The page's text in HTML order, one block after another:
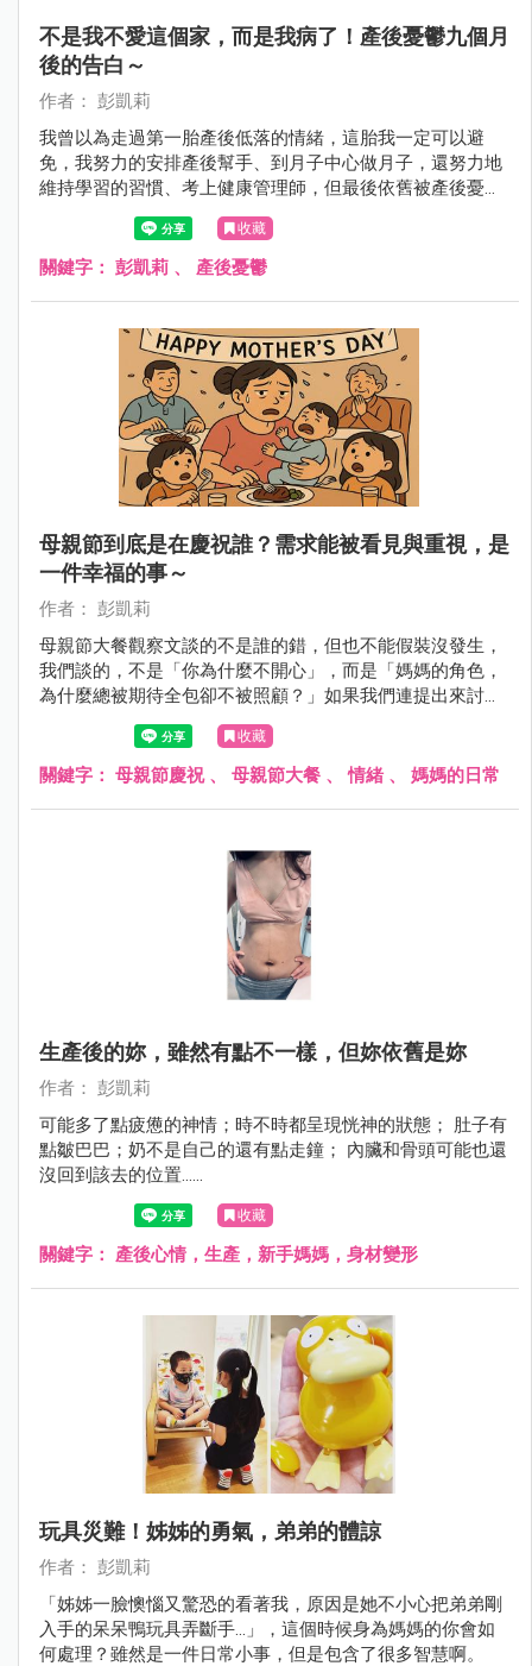
不是我不愛這個家，而是我病了！產後憂鬱九個月
後的告白～
作者： 彭凱莉
我曾以為走過第一胎產後低落的情緒，這胎我一定可以避
免，我努力的安排產後幫手、到月子中心做月子，還努力地
維持學習的習慣、考上健康管理師，但最後依舊被產後憂鬱
神不知鬼不覺的侵入了！
收藏
關鍵字： 彭凱莉 、 產後憂鬱
母親節到底是在慶祝誰？需求能被看見與重視，是
一件幸福的事～
作者： 彭凱莉
母親節大餐觀察文談的不是誰的錯，但也不能假裝沒發生，
我們談的，不是「你為什麼不開心」，而是「媽媽的角色，
為什麼總被期待全包卻不被照顧？」如果我們連提出來討論
的空間都沒有，那只會讓那些默默付出的母親，在笑容背後
更覺孤單與委屈⋯
收藏
關鍵字： 母親節慶祝、 母親節大餐 、情緒 、 媽媽的日常
生產後的妳，雖然有點不一樣，但妳依舊是妳
作者： 彭凱莉
可能多了點疲憊的神情；時不時都呈現恍神的狀態； 肚子有
點皺巴巴；奶不是自己的還有點走鐘； 內臟和骨頭可能也還
沒回到該去的位置......
收藏
關鍵字： 產後心情，生產，新手媽媽，身材變形
玩具災難！姊姊的勇氣，弟弟的體諒
作者： 彭凱莉
「姊姊一臉懊惱又驚恐的看著我，原因是她不小心把弟弟剛
入手的呆呆鴨玩具弄斷手...」，這個時候身為媽媽的你會如
何處理？雖然是一件日常小事，但是包含了很多智慧啊。